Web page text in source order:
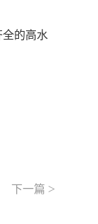
的高水
下一篇 >